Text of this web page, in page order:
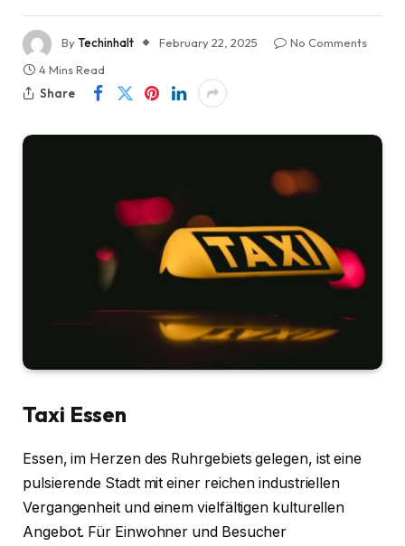
ByTechinhalt February 22, 2025
No Comments
4 Mins Read
Share
Taxi Essen
Essen, im Herzen des Ruhrgebiets gelegen, ist eine
pulsierende Stadt mit einer reichen industriellen
Vergangenheit und einem vielfältigen kulturellen
Angebot. Für Einwohner und Besucher